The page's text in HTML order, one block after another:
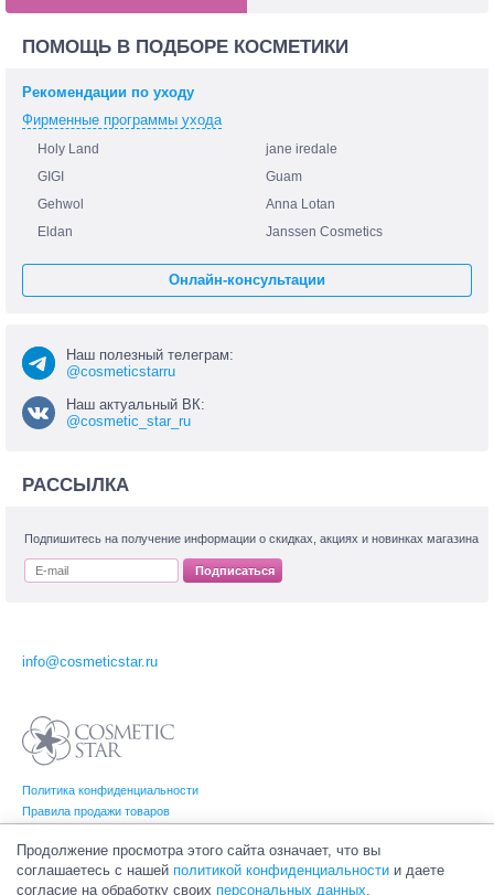
ПОМОЩЬ В ПОДБОРЕ КОСМЕТИКИ
Рекомендации по уходу
Фирменные программы ухода
Holy Land
jane iredale
GIGI
Guam
Gehwol
Anna Lotan
Eldan
Janssen Cosmetics
Онлайн-консультации
Наш полезный телеграм:
@cosmeticstarru
Наш актуальный ВК:
@cosmetic_star_ru
РАССЫЛКА
Подпишитесь на получение информации о скидках, акциях и новинках магазина
Подписаться
Политика конфиденциальности
Правила продажи товаров
info@cosmeticstar.ru
Продолжение просмотра этого сайта означает, что вы
соглашаетесь с нашей политикой конфиденциальности и даете
согласие на обработку своих персональных данных.